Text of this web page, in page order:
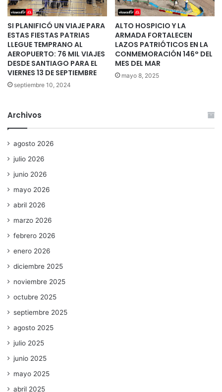
SI PLANIFICÓ UN VIAJE PARA
ESTAS FIESTAS PATRIAS
LLEGUE TEMPRANO AL
AEROPUERTO: 76 MIL VIAJES
DESDE SANTIAGO PARA EL
VIERNES 13 DE SEPTIEMBRE
septiembre 10, 2024
ALTO HOSPICIO Y LA
ARMADA FORTALECEN
LAZOS PATRIÓTICOS EN LA
CONMEMORACIÓN 146° DEL
MES DEL MAR
mayo 8, 2025
Archivos
agosto 2026
julio 2026
junio 2026
mayo 2026
abril 2026
marzo 2026
febrero 2026
enero 2026
diciembre 2025
noviembre 2025
octubre 2025
septiembre 2025
agosto 2025
julio 2025
junio 2025
mayo 2025
abril 2025